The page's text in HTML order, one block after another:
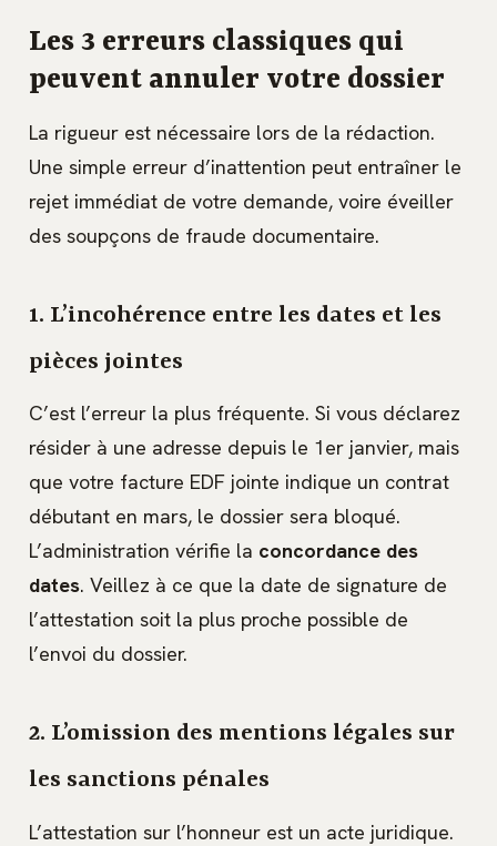
Les 3 erreurs classiques qui
peuvent annuler votre dossier
La rigueur est nécessaire lors de la rédaction.
Une simple erreur d’inattention peut entraîner le
rejet immédiat de votre demande, voire éveiller
des soupçons de fraude documentaire.
1. L’incohérence entre les dates et les
pièces jointes
C’est l’erreur la plus fréquente. Si vous déclarez
résider à une adresse depuis le 1er janvier, mais
que votre facture EDF jointe indique un contrat
débutant en mars, le dossier sera bloqué.
L’administration vérifie la concordance des
dates. Veillez à ce que la date de signature de
l’attestation soit la plus proche possible de
l’envoi du dossier.
2. L’omission des mentions légales sur
les sanctions pénales
L’attestation sur l’honneur est un acte juridique.